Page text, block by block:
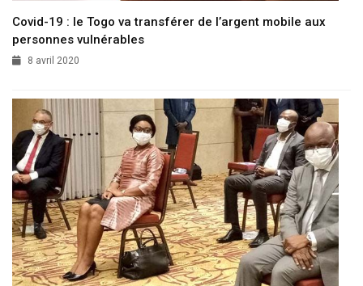
Covid-19 : le Togo va transférer de l’argent mobile aux
personnes vulnérables
8 avril 2020